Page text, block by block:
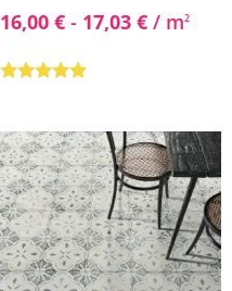
16,00 € - 17,03 € / m2